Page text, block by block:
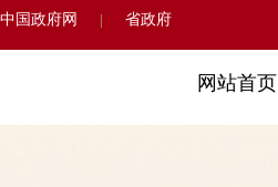
中国政府网 省政府
网站首页